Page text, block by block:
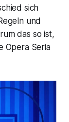
sich
und
das so ist,
Opera Seria